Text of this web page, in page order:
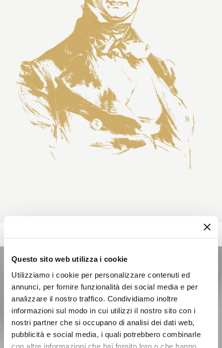
Questo sito web utilizza i cookie
Utilizziamo i cookie per personalizzare contenuti ed
annunci, per fornire funzionalità dei social media e per
analizzare il nostro traffico. Condividiamo inoltre
informazioni sul modo in cui utilizzi il nostro sito con i
nostri partner che si occupano di analisi dei dati web,
pubblicità e social media, i quali potrebbero combinarle
con altre informazioni che hai fornito loro o che hanno